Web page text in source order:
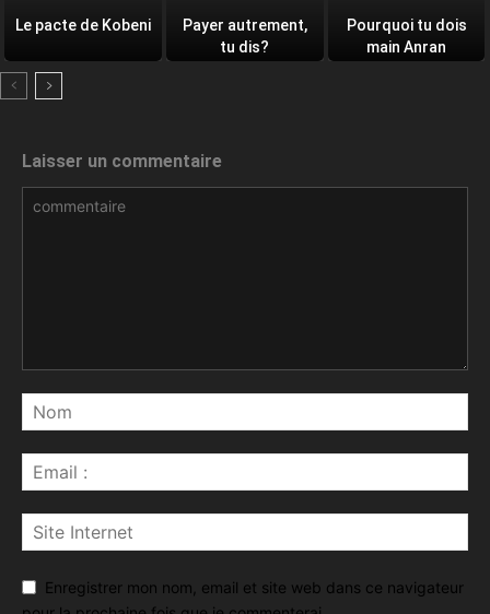
Le pacte de Kobeni
Payer autrement,
tu dis?
Pourquoi tu dois
main Anran
Laisser un commentaire
Enregistrer mon nom, email et site web dans ce navigateur